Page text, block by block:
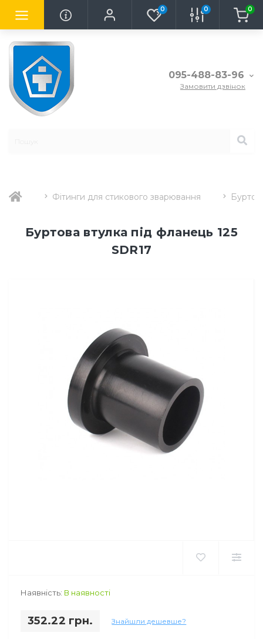
0 0 0
095-488-83-96
Замовити дзвінок
Фітинги для стикового зварювання
Буртова втулка під фланець 125
SDR17
Наявність: В наявності
352.22 грн. Знайшли дешевше?